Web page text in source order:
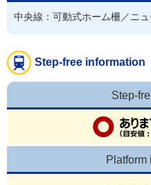
中央線：可動式ホーム柵／ニ
Step-free information
Step-
Platform